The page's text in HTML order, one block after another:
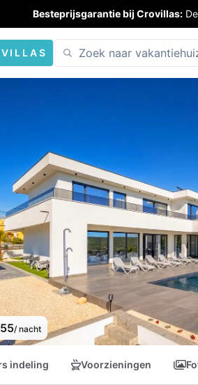
Besteprijsgarantie bij Crovillas:
/ nacht
indeling Voorzieningen